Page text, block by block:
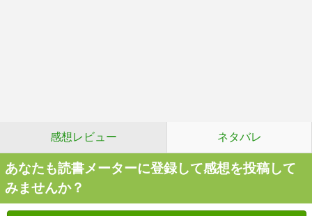
感想レビュー ネタバレ
あなたも読書メーターに登録して感想を投稿して
みませんか？